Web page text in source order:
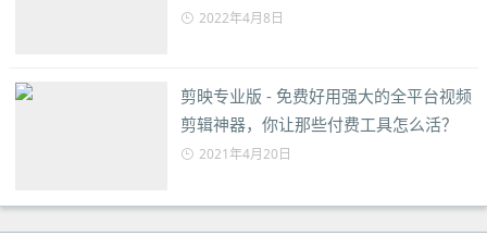
2022年4月8日
剪映专业版 - 免费好用强大的全平台视频
剪辑神器，你让那些付费工具怎么活？
2021年4月20日